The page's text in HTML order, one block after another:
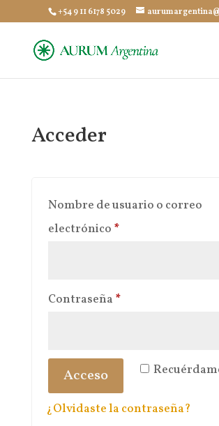
+54 9 11 6178 5029
Acceder
Nombre de usuario o correo
electrónico *Obligatorio
Contraseña *Obligatorio
Acceso
¿Olvidaste la contraseña?